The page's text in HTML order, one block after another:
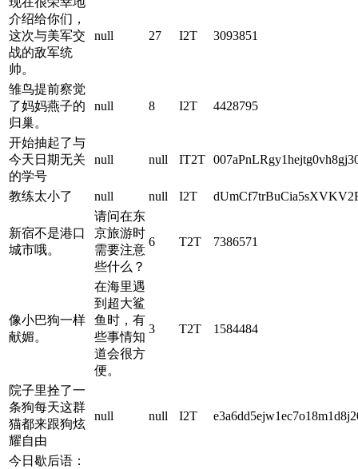
介绍给你们，
这次与美军交
战的敌军统
帅。
null 27 I2T 3093851
雏鸟提前察觉
了妈妈燕子的
归巢。
null 8 I2T 4428795
开始抽起了与
今天日期无关
的学号
null null IT2T
教练太小了 null null I2T
新宿不是港口
城市哦。
请问在东
京旅游时
需要注意
些什么？
6 T2T 7386571
像小巴狗一样
献媚。
在海里遇
到超大鲨
鱼时，有
些事情知
道会很方
便。
3 T2T 1584484
院子里拴了一
条狗每天这群
猫都来跟狗炫
耀自由
null null I2T
今日歇后语：